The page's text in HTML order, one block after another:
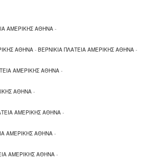
ΑΜΕΡΙΚΗΣ ΑΘΗΝΑ -
ΑΘΗΝΑ - ΒΕΡΝΙΚΙΑ ΠΛΑΤΕΙΑ ΑΜΕΡΙΚΗΣ ΑΘΗΝΑ -
ΑΜΕΡΙΚΗΣ ΑΘΗΝΑ -
ΑΘΗΝΑ -
ΑΜΕΡΙΚΗΣ ΑΘΗΝΑ -
ΑΜΕΡΙΚΗΣ ΑΘΗΝΑ -
ΑΜΕΡΙΚΗΣ ΑΘΗΝΑ -